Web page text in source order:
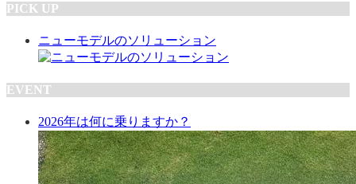
PICK UP
ニューモデルのソリューション
EVENT
2026年は何に乗りますか？